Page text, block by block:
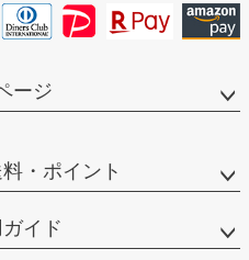
ージ
・ポイント
イド